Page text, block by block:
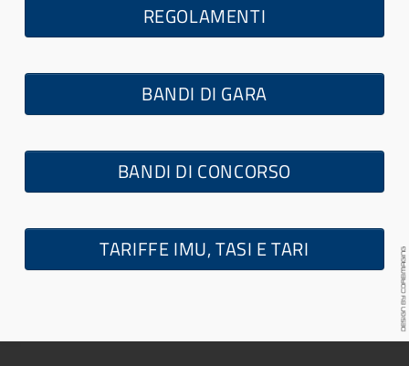
REGOLAMENTI
BANDI DI GARA
BANDI DI CONCORSO
TARIFFE IMU, TASI E TARI